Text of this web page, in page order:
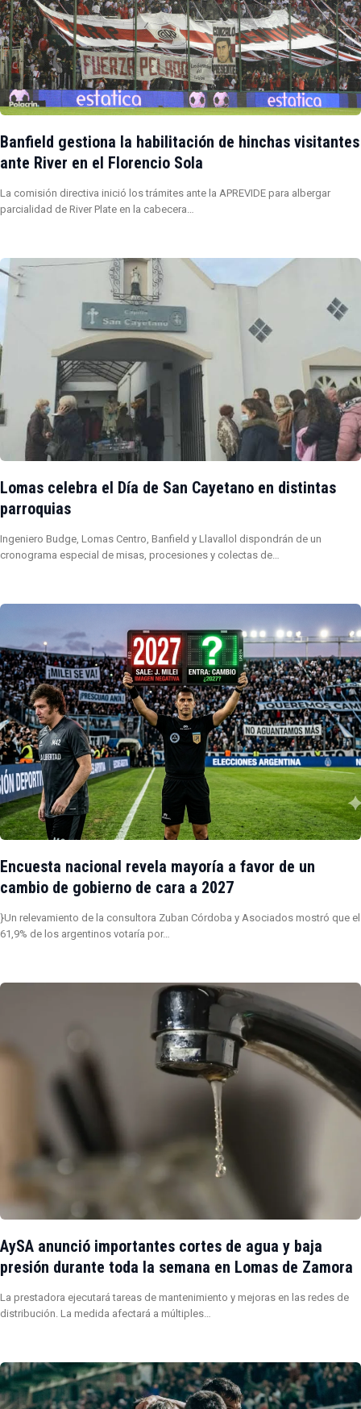
Banfield gestiona la habilitación de hinchas visitantes
ante River en el Florencio Sola
La comisión directiva inició los trámites ante la APREVIDE para albergar
parcialidad de River Plate en la cabecera…
Lomas celebra el Día de San Cayetano en distintas
parroquias
Ingeniero Budge, Lomas Centro, Banfield y Llavallol dispondrán de un
cronograma especial de misas, procesiones y colectas de…
Encuesta nacional revela mayoría a favor de un
cambio de gobierno de cara a 2027
}Un relevamiento de la consultora Zuban Córdoba y Asociados mostró que el
61,9% de los argentinos votaría por…
AySA anunció importantes cortes de agua y baja
presión durante toda la semana en Lomas de Zamora
La prestadora ejecutará tareas de mantenimiento y mejoras en las redes de
distribución. La medida afectará a múltiples…